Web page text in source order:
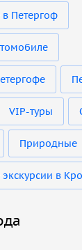
Петергоф
VIP-туры
Природные
в